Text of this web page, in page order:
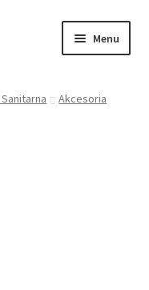
Menu
Akcesoria